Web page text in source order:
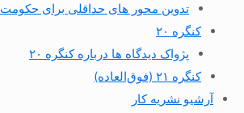
تدوین محور های حداقلی برای حکومت
کنگره ۲۰
پژواک دیدگاه ها درباره کنگره ۲۰
کنگره ۲۱ (فوق‌العاده)
آرشیو نشریه کار